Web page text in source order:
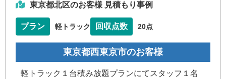
東京都北区のお客様 見積もり事例
プラン 軽トラック 回収点数 20点
東京都西東京市のお客様
軽トラック１台積み放題プランにてスタッフ１名